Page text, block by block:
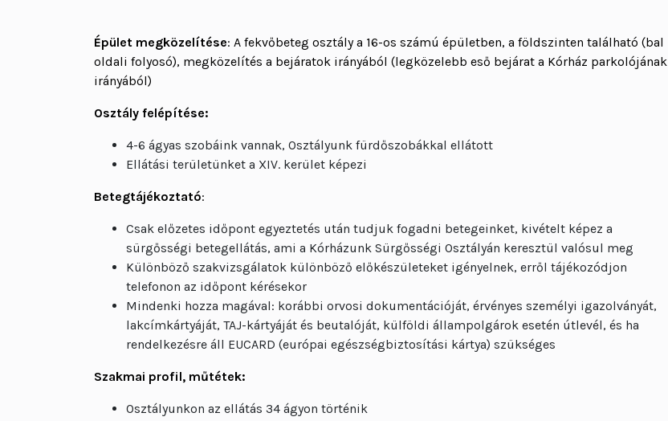
Épület megközelítése: A fekvőbeteg osztály a 16-os számú épületben, a földszinten található (bal
oldali folyosó), megközelítés a bejáratok irányából (legközelebb eső bejárat a Kórház parkolójának
irányából)
Osztály felépítése:
4-6 ágyas szobáink vannak, Osztályunk fürdőszobákkal ellátott
Ellátási területünket a XIV. kerület képezi
Betegtájékoztató:
Csak előzetes időpont egyeztetés után tudjuk fogadni betegeinket, kivételt képez a
sürgősségi betegellátás, ami a Kórházunk Sürgősségi Osztályán keresztül valósul meg
Különböző szakvizsgálatok különböző előkészületeket igényelnek, erről tájékozódjon
telefonon az időpont kérésekor
Mindenki hozza magával: korábbi orvosi dokumentációját, érvényes személyi igazolványát,
lakcímkártyáját, TAJ-kártyáját és beutalóját, külföldi állampolgárok esetén útlevél, és ha
rendelkezésre áll EUCARD (európai egészségbiztosítási kártya) szükséges
Szakmai profil, műtétek:
Osztályunkon az ellátás 34 ágyon történik